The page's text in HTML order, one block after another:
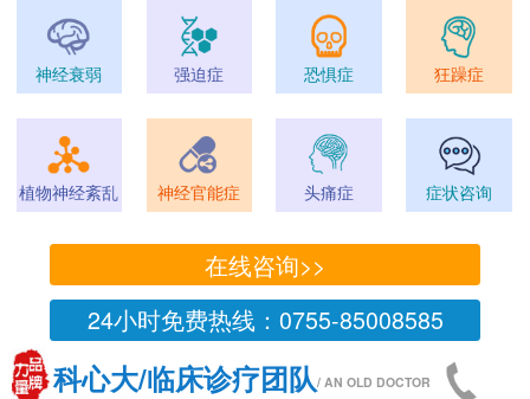
神经衰弱 强迫症 恐惧症 狂躁症
植物神经紊乱 神经官能症 头痛症 症状咨询
在线咨询>>
24小时免费热线：0755-85008585
科心大/临床诊疗团队/ AN OLD DOCTOR